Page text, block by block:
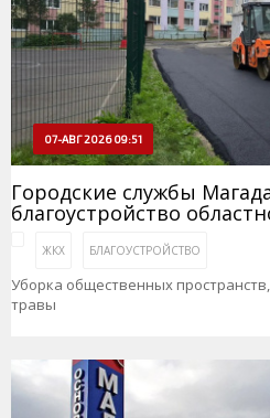
07-АВГ 2026 09:51
Городские службы
благоустройство
ЖКХ БЛАГОУСТРОЙСТВО
Уборка общественных
травы